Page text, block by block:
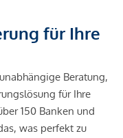
für Ihre
Beratung,
für Ihre
150 Banken und
was perfekt zu